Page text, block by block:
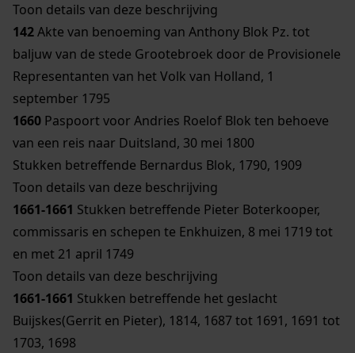
Toon details van deze beschrijving
142Akte van benoeming van Anthony Blok Pz. tot
baljuw van de stede Grootebroek door de Provisionele
Representanten van het Volk van Holland, 1
september 1795
1660 Paspoort voor Andries Roelof Blok ten behoeve
van een reis naar Duitsland, 30 mei 1800
Stukken betreffende Bernardus Blok, 1790, 1909
Toon details van deze beschrijving
1661-1661 Stukken betreffende Pieter Boterkooper,
commissaris en schepen te Enkhuizen, 8 mei 1719 tot
en met 21 april 1749
Toon details van deze beschrijving
1661-1661 Stukken betreffende het geslacht
Buijskes(Gerrit en Pieter), 1814, 1687 tot 1691, 1691 tot
1703, 1698